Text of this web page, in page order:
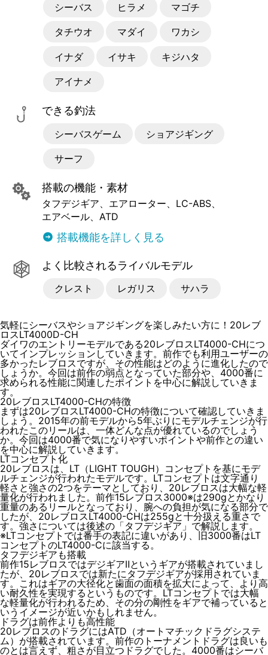
シーバス ヒラメ マゴチ
タチウオ マダイ ワカシ
イナダ イサキ キジハタ
アイナメ
できる釣法
シーバスゲーム ショアジギング
サーフ
搭載の機能・素材
タフデジギア エアローター
LC-ABS
エアベール
ATD
搭載機能を詳しく見る
よく比較されるライバルモデル
クレスト レガリス サハラ
気軽にシーバスやショアジギングを楽しみたい方に！20レブ
ロスLT4000D-CH
ダイワのエントリーモデルである20レブロスLT4000-CHにつ
いてインプレッションしていきます。前作でも利用ユーザーの
多かったレブロスですが、その性能はどのように進化したので
しょうか。今回は前作の弱点となっていた部分や、4000番に
求められる性能に関連したポイントを中心に解説していきま
す。
20レブロスLT4000-CHの特徴
まずは20レブロスLT4000-CHの特徴について確認していきま
しょう。2015年の前モデルから5年ぶりにモデルチェンジが行
われたこのリールは、一体どんな点が優れているのでしょう
か。今回は4000番で気になりやすいポイントや前作との違い
を中心に解説していきます。
LTコンセプト化
20レブロスは、LT（LIGHT TOUGH）コンセプトを基にモデ
ルチェンジが行われたモデルです。LTコンセプトは文字通り
軽さと強さの2つをテーマとしており、20レブロスは大幅な軽
量化が行われました。前作15レブロス3000※は290gとかなり
重量のあるリールとなっており、腕への負担が気になる部分で
したが、20レブロスLT4000-CHは255gと十分扱える重さで
す。強さについては後述の「タフデジギア」で解説します。
※LTコンセプトでは番手の表記に違いがあり、旧3000番はLT
コンセプトのLT4000-Cに該当する。
タフデジギアも搭載
前作15レブロスではデジギアⅡというギアが搭載されていまし
たが、20レブロスでは新たにタフデジギアが採用されていま
す。これはギアの大径化と歯面の面積を拡大によって、より高
い耐久性を実現するというものです。LTコンセプトでは大幅
な軽量化が行われるため、その分の剛性をギアで補っていると
いうイメージが近いかもしれません。
ドラグは前作よりも高性能
20レブロスのドラグにはATD（オートマチックドラグシステ
ム）が搭載されています。前作のトーナメントドラグは良いも
のとは言えず、粗さが目立つドラグでした。4000番はシーバ